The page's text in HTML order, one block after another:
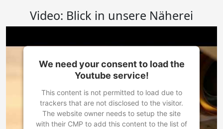
Video: Blick in unsere Näherei
We need your consent to load the
Youtube service!
This content is not permitted to load due to
trackers that are not disclosed to the visitor.
The website owner needs to setup the site
with their CMP to add this content to the list of